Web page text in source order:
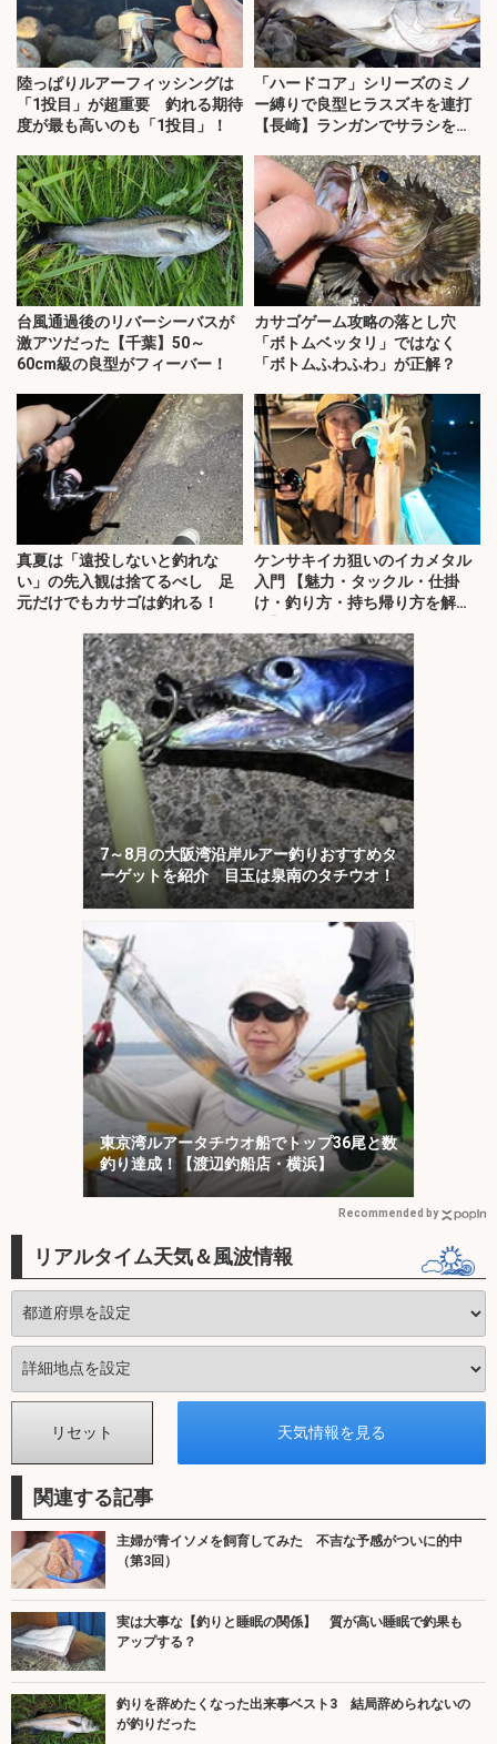
陸っぱりルアーフィッシングは
「1投目」が超重要 釣れる期待
度が最も高いのも「1投目」！
「ハードコア」シリーズのミノ
ー縛りで良型ヒラスズキを連打
【長崎】ランガンでサラシを攻
台風通過後のリバーシーバスが
激アツだった【千葉】50～
60cm級の良型がフィーバー！
カサゴゲーム攻略の落とし穴
「ボトムベッタリ」ではなく
「ボトムふわふわ」が正解？
真夏は「遠投しないと釣れな
い」の先入観は捨てるべし 足
元だけでもカサゴは釣れる！
ケンサキイカ狙いのイカメタル
入門 【魅力・タックル・仕掛
け・釣り方・持ち帰り方を解
7～8月の大阪湾沿岸ルアー釣りおすすめタ
ーゲットを紹介 目玉は泉南のタチウオ！
東京湾ルアータチウオ船でトップ36尾と数
釣り達成！【渡辺釣船店・横浜】
Recommended by
リアルタイム天気＆風波情報
関連する記事
主婦が青イソメを飼育してみた 不吉な予感がついに的中
（第3回）
実は大事な【釣りと睡眠の関係】 質が高い睡眠で釣果も
アップする？
釣りを辞めたくなった出来事ベスト3 結局辞められないの
が釣りだった